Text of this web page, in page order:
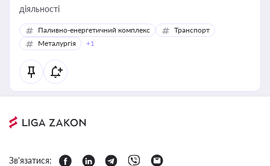
діяльності
Паливно-енергетичний комплекс
Транспорт
Металургія
+1
Зв'язатися: